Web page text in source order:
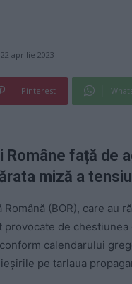
aprilie 2023
Pinterest
față de
miză a
(BOR), care au
de
calendarului
pe tarlaua